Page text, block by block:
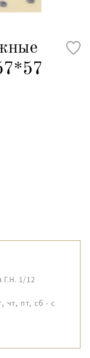
Г.Н. 1/12
чт, пт, сб - с